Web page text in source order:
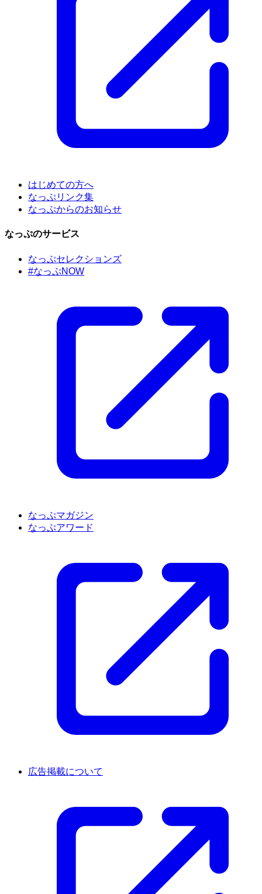
はじめての方へ
なっぷリンク集
なっぷからのお知らせ
なっぷのサービス
なっぷセレクションズ
#なっぷNOW
なっぷマガジン
なっぷアワード
広告掲載について